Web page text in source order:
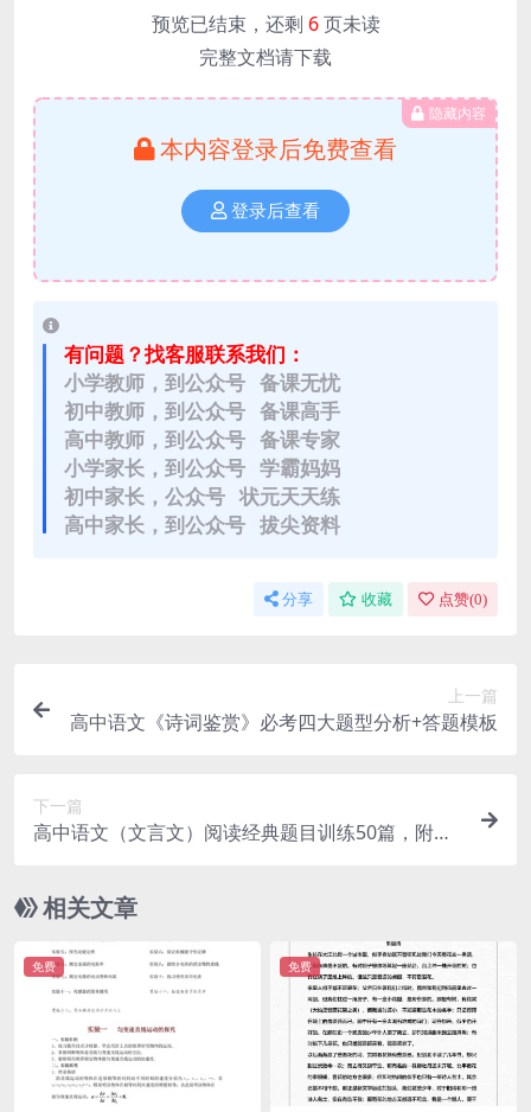
预览已结束，还剩 6页未读
完整文档请下载
隐藏内容
本内容登录后免费查看
登录后查看
有问题？找客服联系我们：
小学教师，到公众号 备课无忧
初中教师，到公众号 备课高手
高中教师，到公众号 备课专家
小学家长，到公众号 学霸妈妈
初中家长，公众号 状元天天练
高中家长，到公众号 拔尖资料
分享 收藏 点赞(0)
上一篇
高中语文《诗词鉴赏》必考四大题型分析+答题模板
下一篇
高中语文（文言文）阅读经典题目训练50篇，附答
相关文章
免费 免费